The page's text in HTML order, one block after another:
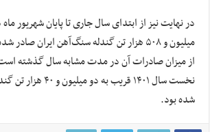
در نهایت نیز از ابتدای سال جاری تا پایان شهریور
از میزان صادرات آن در مدت مشابه سال گذشته
نخست سال ١۴٠١ قریب به
شده بود.